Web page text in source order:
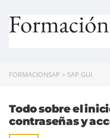
FORMACIONSAP > SAP GUI
Todo sobre el
contraseñas y